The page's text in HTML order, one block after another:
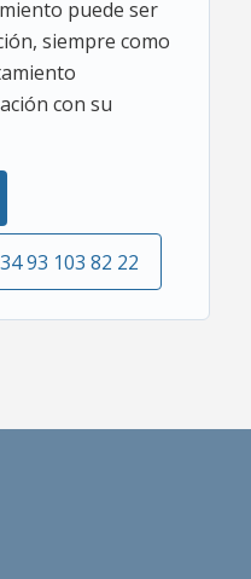
puede ser
siempre como
con su
93 103 82 22